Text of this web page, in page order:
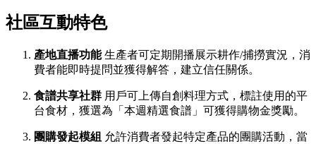
社區互動特色
產地直播功能生產者可定期開播展示耕作/捕撈實況，消
費者能即時提問並獲得解答，建立信任關係。
食譜共享社群 用戶可上傳自創料理方式，標註使用的平
台食材，獲選為「本週精選食譜」可獲得購物金獎勵。
團購發起模組 允許消費者發起特定產品的團購活動，當